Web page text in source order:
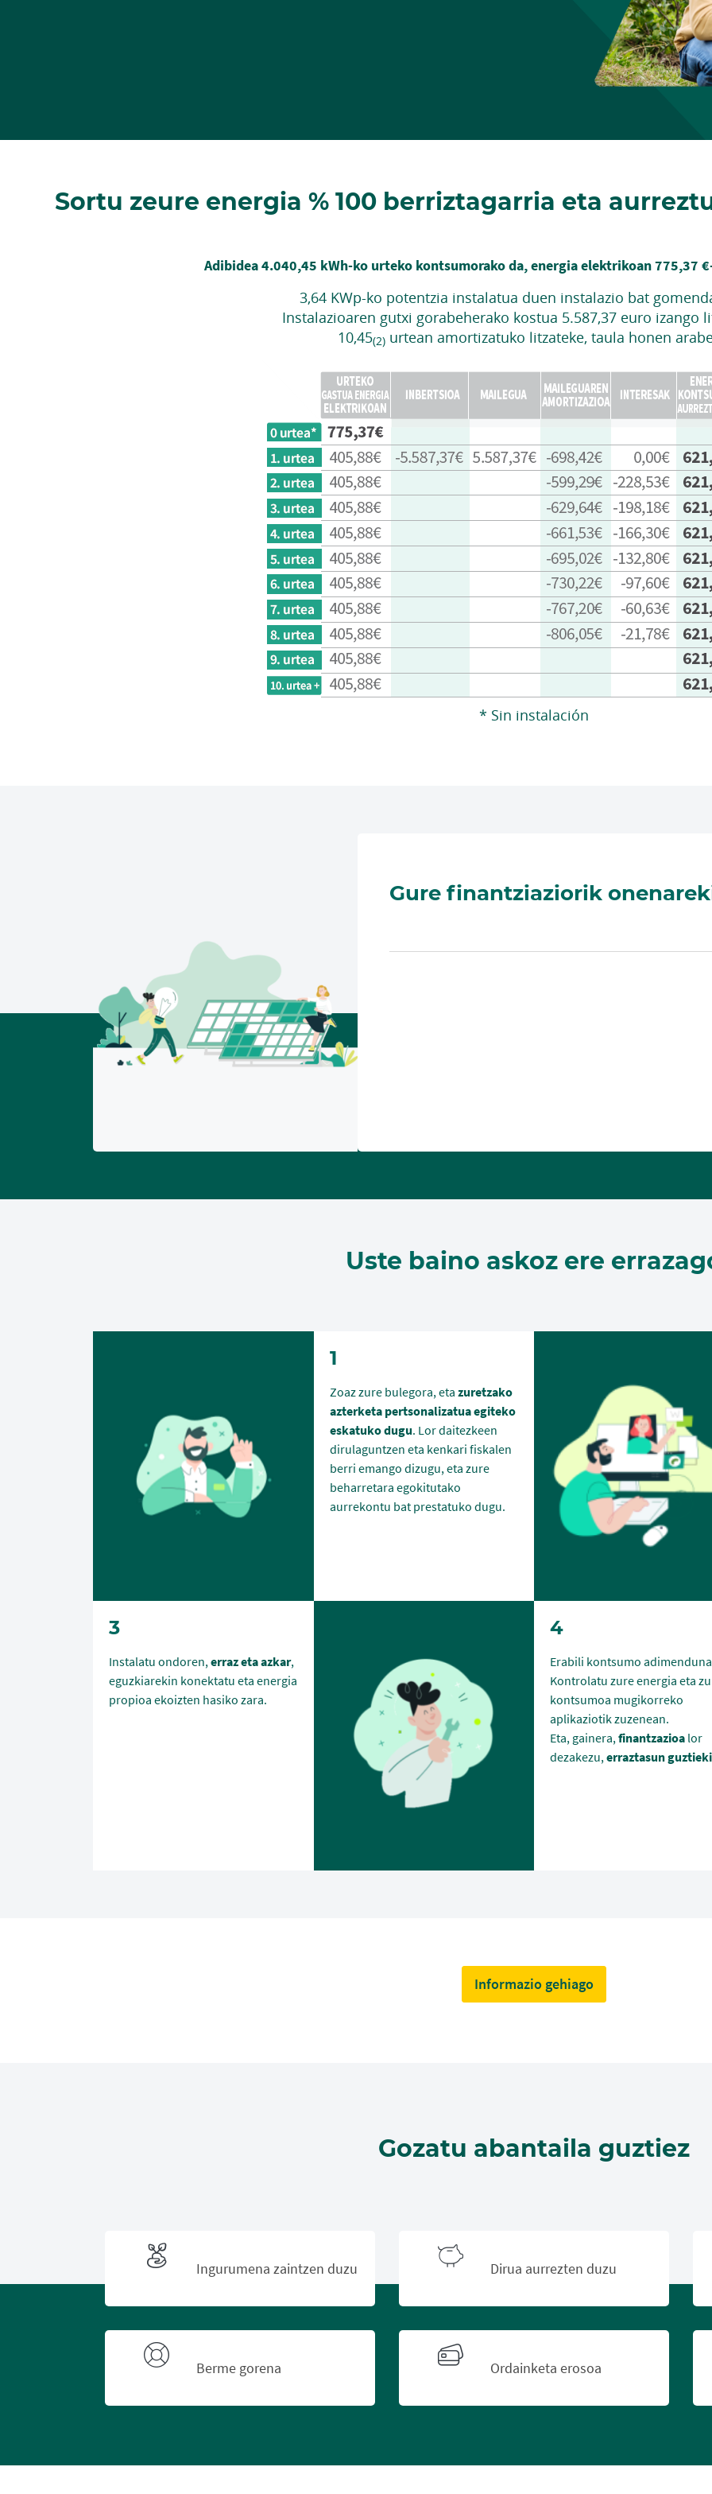
Sortu zeure energia % 100 berriztagarria eta
Adibidea 4.040,45 kWh-ko urteko kontsumorako da, energia elektrikoan 775,37
3,64 KWp-ko potentzia instalatua duen instalazio bat
Instalazioaren gutxi gorabeherako kostua 5.587,37 euro izango
10,45(2)urtean amortizatuko litzateke, taula honen
* Sin instalación
Gure finantziaziorik
Uste baino askoz ere
1
Zoaz zure bulegora, eta zuretzako
azterketa pertsonalizatua egiteko
eskatuko dugu. Lor daitezkeen
dirulaguntzen eta kenkari fiskalen
berri emango dizugu, eta zure
beharretara egokitutako
aurrekontu bat prestatuko dugu.
3
Instalatu ondoren, erraz eta azkar,
eguzkiarekin konektatu eta energia
propioa ekoizten hasiko zara.
4
Erabili kontsumo
Kontrolatu zure energia eta
kontsumoa mugikorreko
aplikaziotik zuzenean.
Eta, gainera, finantzazioa lor
dezakezu, erraztasun
Informazio gehiago
Gozatu abantaila guztiez
Ingurumena zaintzen duzu Dirua aurrezten duzu
Berme gorena Ordainketa erosoa